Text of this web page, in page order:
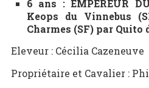
6 ans : EMPEREUR
Keops du Vinnebus
Charmes (SF) par Quito
Eleveur : Cécilia Cazeneuve
Propriétaire et Cavalier :